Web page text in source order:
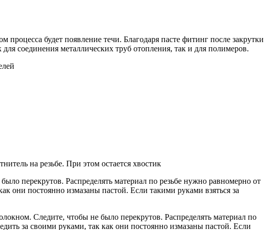
будет появление течи. Благодаря пасте фитинг после закрутки
соединения металлических труб отопления, так и для полимеров.
на резьбе. При этом остается хвостик
перекрутов. Распределять материал по резьбе нужно равномерно от
они постоянно измазаны пастой. Если такими руками взяться за
Следите, чтобы не было перекрутов. Распределять материал по
за своими руками, так как они постоянно измазаны пастой. Если